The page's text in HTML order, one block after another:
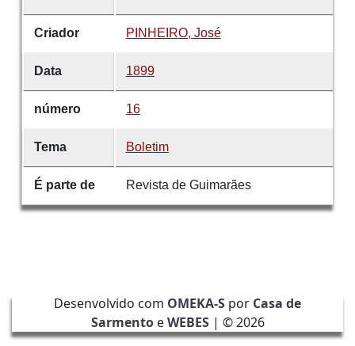
Criador PINHEIRO, José
Data 1899
número 16
Tema Boletim
É parte de Revista de Guimarães
Desenvolvido com OMEKA-S por Casa de
SarmentoeWEBES| ©2026